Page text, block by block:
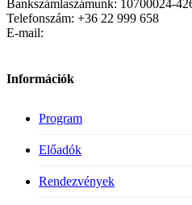
Bankszámlaszámunk: 10700024-
Telefonszám: +36 22 999 658
E-mail:
Információk
Program
Előadók
Rendezvények